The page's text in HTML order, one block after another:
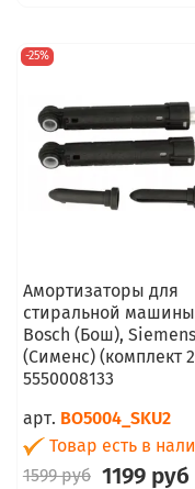
-25%
Амортизаторы для
стиральной машины
Bosch (Бош), Siemens
(Сименс) (комплект
5550008133
арт. BO5004_SKU2
Товар есть в
1599 руб 1199 руб